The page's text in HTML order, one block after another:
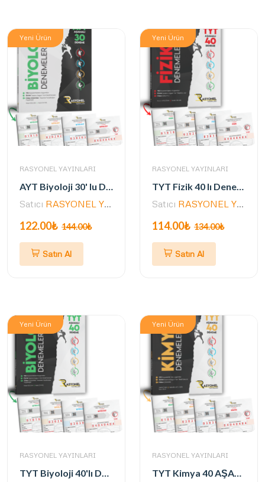
Yeni Ürün
RASYONEL YAYINLARI
AYT Biyoloji 30' lu Deneme Seti (Alpinist Serisi) (Yazarlarından Video Çözümlü)
Satıcı RASYONEL YAYINLARI
122.00₺ 144.00₺
Satın Al
Yeni Ürün
RASYONEL YAYINLARI
TYT Fizik 40 lı Deneme Seti (Alpinist Serisi) (Yazarlarından Video Çözümlü)
Satıcı RASYONEL YAYINLARI
114.00₺ 134.00₺
Satın Al
Yeni Ürün
RASYONEL YAYINLARI
TYT Biyoloji 40'lı Deneme Seti (Alpinist Serisi) (Yazarlarından Video Çözümlü)
Yeni Ürün
RASYONEL YAYINLARI
TYT Kimya 40 AŞAMALI Deneme Seti (ALPİNİST SERİSİ / ÖSYM AYARINDA)